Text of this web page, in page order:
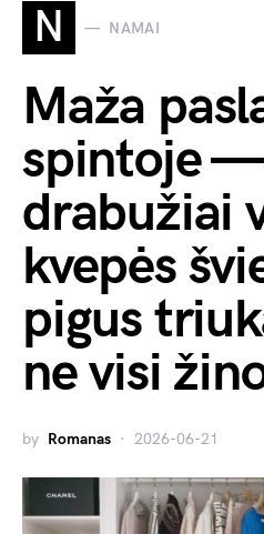
N NAMAI
Maža
spintoje
drabužiai
kvepės
pigus
ne visi
by Romanas 2026-06-21